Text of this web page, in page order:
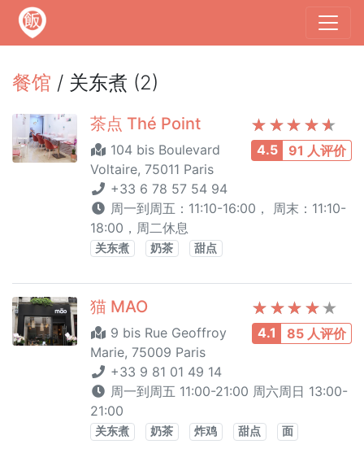
餐馆 / 关东煮 (2)
4.5 91 人评价
茶点 Thé Point
104 bis Boulevard
Voltaire, 75011 Paris
+33 6 78 57 54 94
周一到周五：11:10-16:00， 周末：11:10-
18:00，周二休息
关东煮 奶茶 甜点
4.1 85 人评价
猫 MAO
9 bis Rue Geoffroy
Marie, 75009 Paris
+33 9 81 01 49 14
周一到周五 11:00-21:00 周六周日 13:00-
21:00
关东煮 奶茶 炸鸡 甜点 面